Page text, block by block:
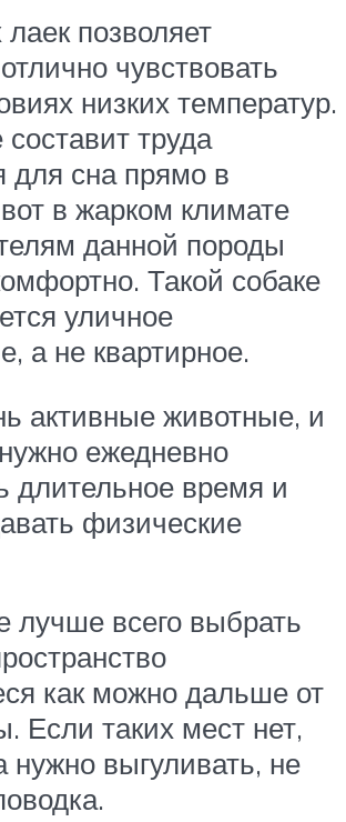
лаек позволяет
чувствовать
низких температур.
труда
для сна прямо в
в жарком климате
данной породы
Такой собаке
уличное
а не квартирное.
активные животные, и
ежедневно
длительное время и
физические
лучше всего выбрать
как можно дальше от
Если таких мест нет,
нужно выгуливать, не